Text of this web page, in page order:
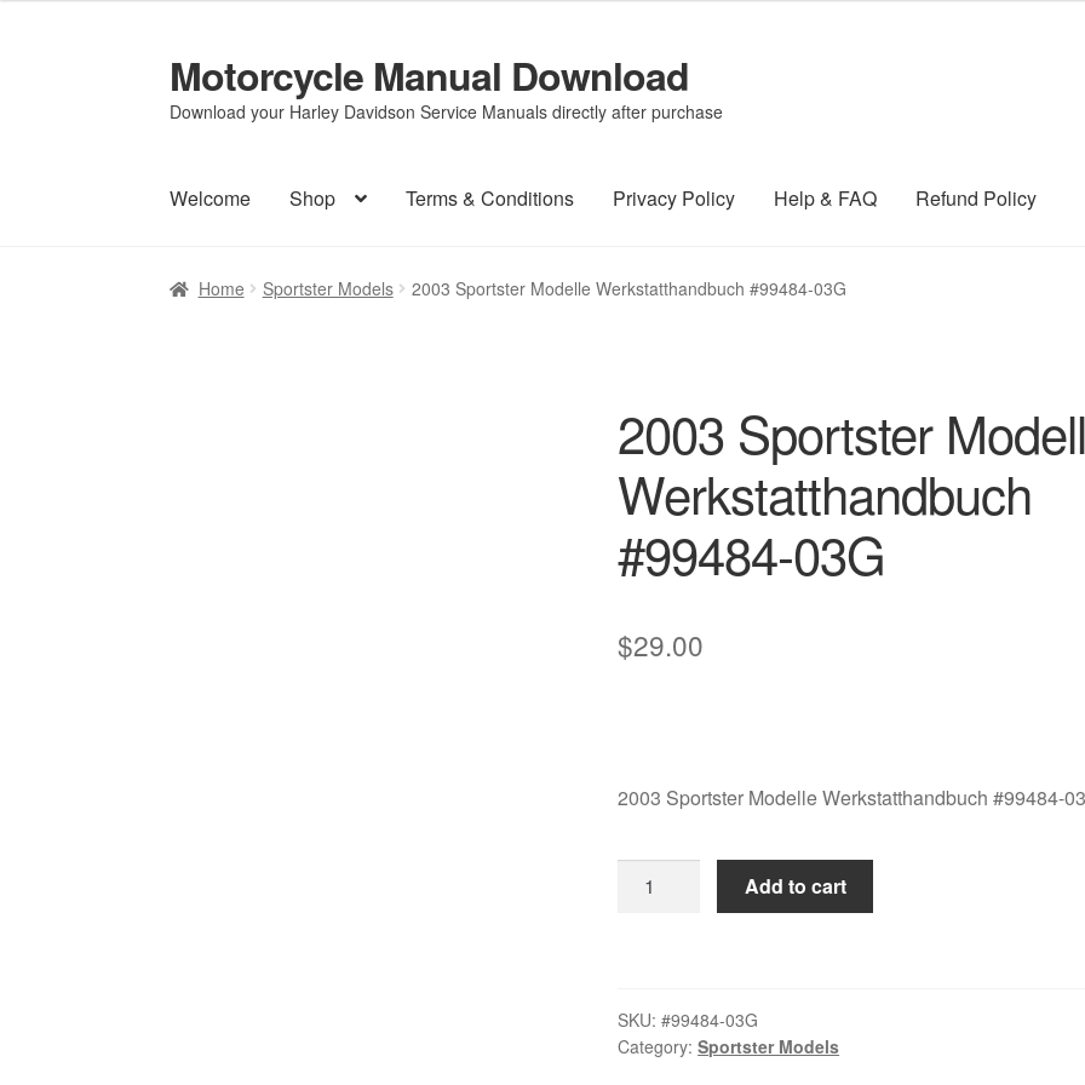
Skip
to
navigation
Skip
to
content
Motorcycle Manual Download
Download your Harley Davidson Service Manuals directly after purchase
Welcome Shop Terms & Conditions Privacy Policy Help & FAQ Refund Policy
Home Sportster Models 2003 Sportster Modelle Werkstatthandbuch #99484-03G
2003 Sportster
Werkstatthandbuch
#99484-03G
$29.00
2003 Sportster Modelle Werkstatthandbuch #99484-
2003
03G
quantity
Add to cart
SKU:#99484-03G
Category:Sportster Models